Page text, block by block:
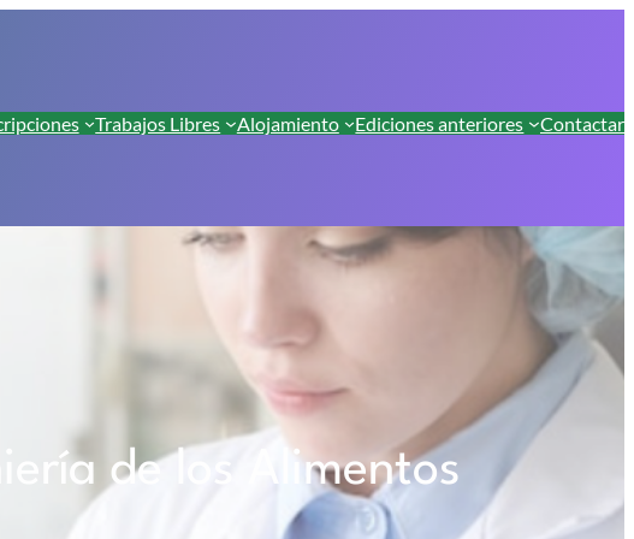
Trabajos Libres Alojamiento Ediciones anteriores Contactar
de los Alimentos